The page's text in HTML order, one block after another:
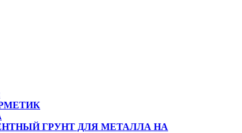
ГРУНТ ДЛЯ МЕТАЛЛА НА